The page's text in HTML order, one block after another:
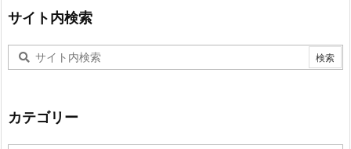
サイト内検索
カテゴリー